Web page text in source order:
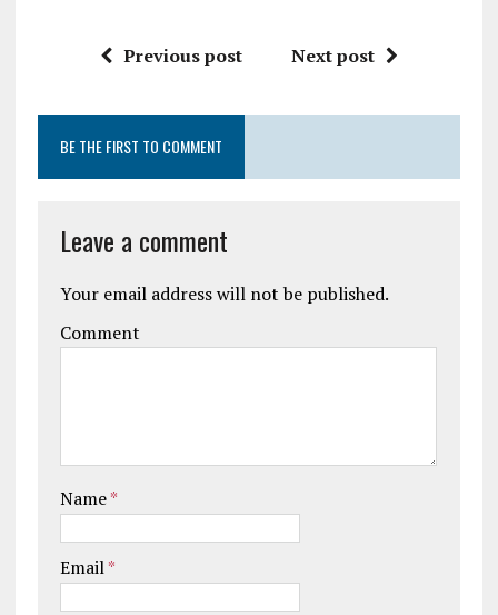
Previous post Next post
BE THE FIRST TO COMMENT
Leave a comment
Your email address will not be published.
Comment
Name*
Email*